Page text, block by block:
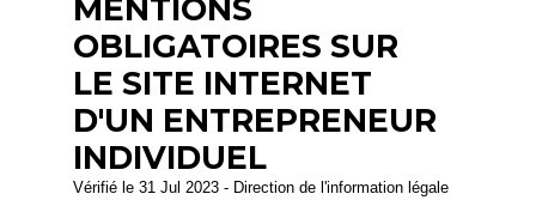
MENTIONS
OBLIGATOIRES SUR
LE SITE INTERNET
D'UN ENTREPRENEUR
INDIVIDUEL
Vérifié le 31 Jul 2023 - Direction de l'information légale